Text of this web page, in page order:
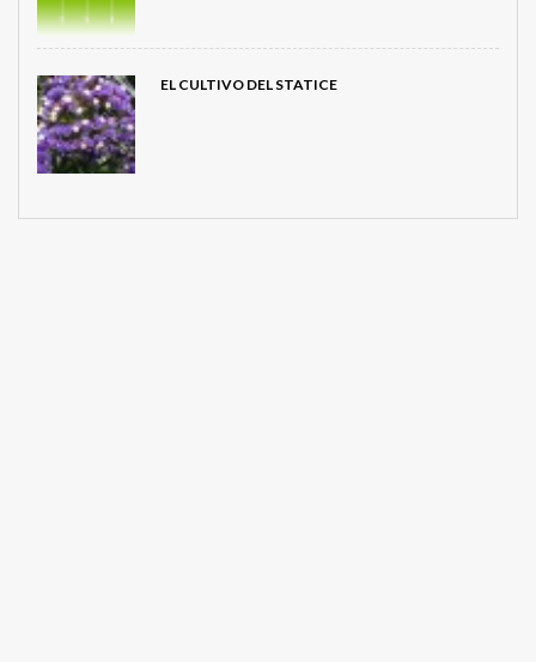
EL CULTIVO DEL STATICE